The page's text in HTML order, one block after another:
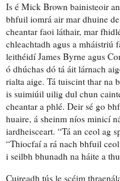
Is é Mick Brown bainisteoir
bhfuil iomrá air mar dhuine
cheantar faoi láthair, mar
chleachtadh agus a mháistriú
leithéidíJames Byrne agus
ó dhúchas dó tá áit lárnach
rialta aige. Tá tuiscint thar na
is suimiúil uilig dul chun
cheantar a phlé. Deir sé go
huaire, á sheinm níos minicí
iardheisceart. “Tá an ceol ag
“Thiocfaí a rá nach bhfuil
i seilbh bhunadh na háite a
Cuireadh tús le scéim